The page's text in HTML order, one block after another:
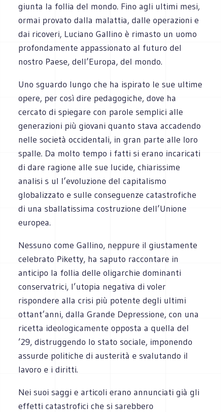
giunta la follia del mondo. Fino agli ultimi mesi,
ormai provato dalla malattia, dalle operazioni e
dai ricoveri, Luciano Gallino è rimasto un uomo
profondamente appassionato al futuro del
nostro Paese, dell’Europa, del mondo.
Uno sguardo lungo che ha ispirato le sue ultime
opere, per così dire pedagogiche, dove ha
cercato di spiegare con parole semplici alle
generazioni più giovani quanto stava accadendo
nelle società occidentali, in gran parte alle loro
spalle. Da molto tempo i fatti si erano incaricati
di dare ragione alle sue lucide, chiarissime
analisi s ul l’evoluzione del capitalismo
globalizzato e sulle conseguenze catastrofiche
di una sballatissima costruzione dell’Unione
europea.
Nessuno come Gallino, neppure il giustamente
celebrato Piketty, ha saputo raccontare in
anticipo la follia delle oligarchie dominanti
conservatrici, l’utopia negativa di voler
rispondere alla crisi più potente degli ultimi
ottant’anni, dalla Grande Depressione, con una
ricetta ideologicamente opposta a quella del
’29, distruggendo lo stato sociale, imponendo
assurde politiche di austerità e svalutando il
lavoro e i diritti.
Nei suoi saggi e articoli erano annunciati già gli
effetti catastrofici che si sarebbero